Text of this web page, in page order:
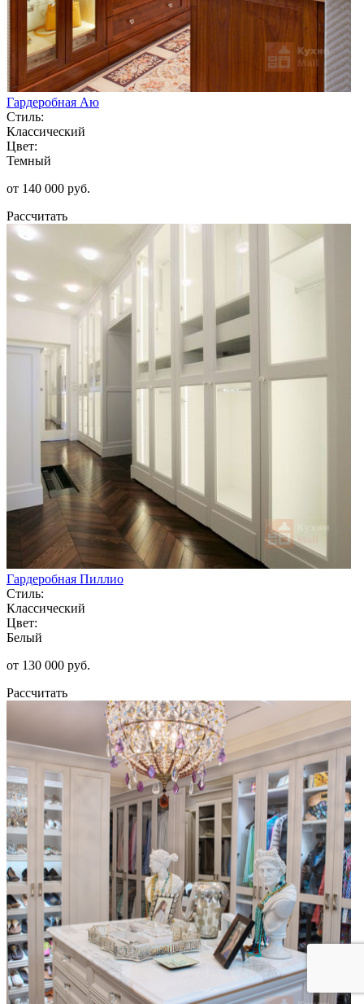
Гардеробная Аю
Стиль:
Классический
Цвет:
Темный
от 140 000 руб.
Рассчитать
Гардеробная Пиллио
Стиль:
Классический
Цвет:
Белый
от 130 000 руб.
Рассчитать